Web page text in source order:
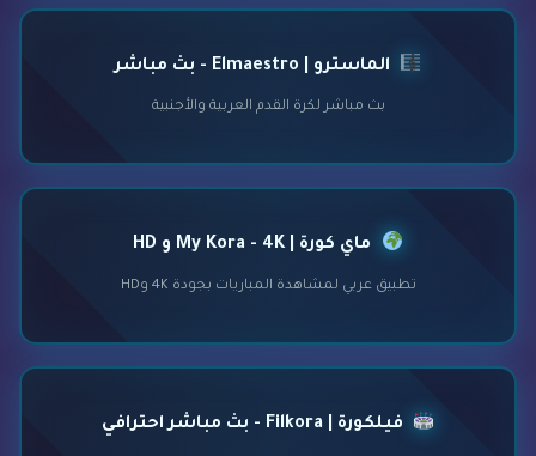
الماسترو | Elmaestro - بث مباشر
بث مباشر لكرة القدم العربية والأجنبية
ماي كورة | My Kora - 4K و HD
تطبيق عربي لمشاهدة المباريات بجودة 4K وHD
فيلكورة | Filkora - بث مباشر احترافي